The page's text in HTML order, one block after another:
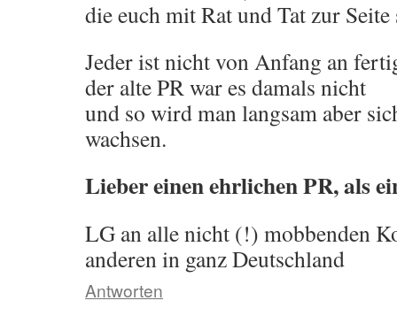
die euch mit Rat und Tat zur Seite
Jeder ist nicht von Anfang an
der alte PR war es damals nicht
und so wird man langsam aber
wachsen.
Lieber einen ehrlichen PR, als
LG an alle nicht (!) mobbenden
anderen in ganz Deutschland
Antworten